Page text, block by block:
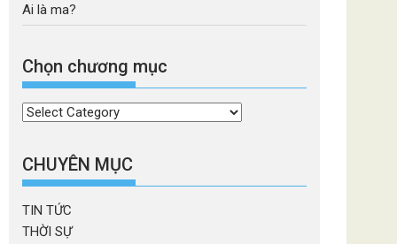
Ai là ma?
Chọn chương mục
Chọn
mục
CHUYÊN MỤC
TIN TỨC
THỜI SỰ